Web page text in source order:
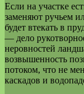
Если на участке
заменяют ручьем
будет втекать в
— дело
неровностей
возвышенность
потоком, что не
каскадов и